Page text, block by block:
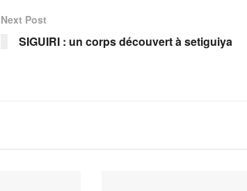
Next Post
SIGUIRI : un corps découvert à setiguiya